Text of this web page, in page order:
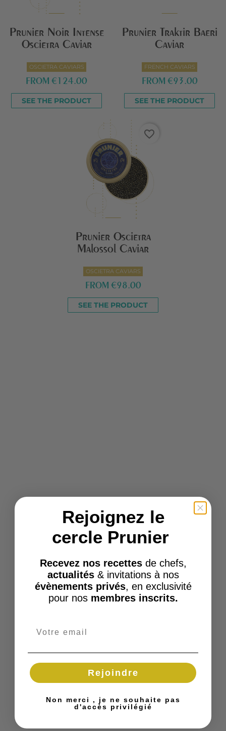
Prunier Noir Intense
Oscietra Caviar
OSCIETRA CAVIARS
FROM €124.00
SEE THE PRODUCT
Prunier Traktir Baeri
Caviar
FRENCH CAVIARS
FROM €93.00
SEE THE PRODUCT
favorite_border
Prunier Oscietra
Malossol Caviar
OSCIETRA CAVIARS
FROM €98.00
SEE THE PRODUCT
Rejoignez le
cercle Prunier
Recevez nos recettes de chefs,
actualités& invitations à nos
évènements privés, en exclusivité
pour nos membres inscrits.
Rejoindre
Non merci , je ne souhaite pas
d'accès privilégié